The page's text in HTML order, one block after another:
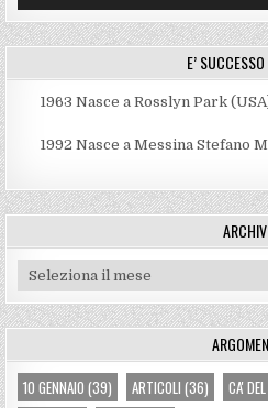
E’ SUCCESSO
1963 Nasce a Rosslyn Park
1992 Nasce a Messina Stefano
Archivi
10 GENNAIO (39) ARTICOLI (36) CA'